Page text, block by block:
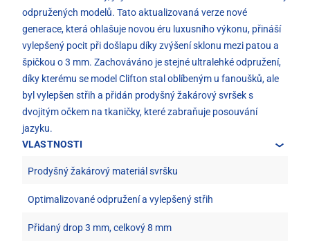
odpružených modelů. Tato aktualizovaná verze nové
generace, která ohlašuje novou éru luxusního výkonu, přináší
vylepšený pocit při došlapu díky zvýšení sklonu mezi patou a
špičkou o 3 mm. Zachováváno je stejné ultralehké odpružení,
díky kterému se model Clifton stal oblíbeným u fanoušků, ale
byl vylepšen střih a přidán prodyšný žakárový svršek s
dvojitým očkem na tkaničky, které zabraňuje posouvání
jazyku.
VLASTNOSTI
Prodyšný žakárový materiál svršku
Optimalizované odpružení a vylepšený střih
Přidaný drop 3 mm, celkový 8 mm